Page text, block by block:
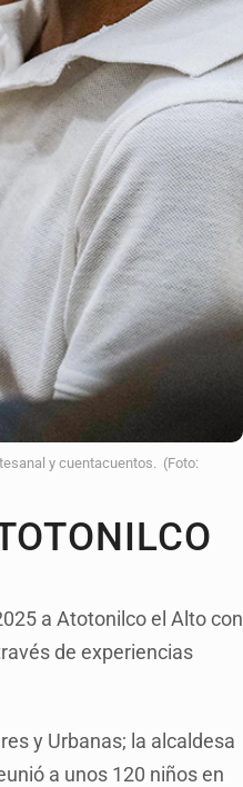
Playa del Carmen
de San Isidro
y cuentacuentos. (Foto:
a Atotonilco el Alto con
de experiencias
y Urbanas; la alcaldesa
a unos 120 niños en